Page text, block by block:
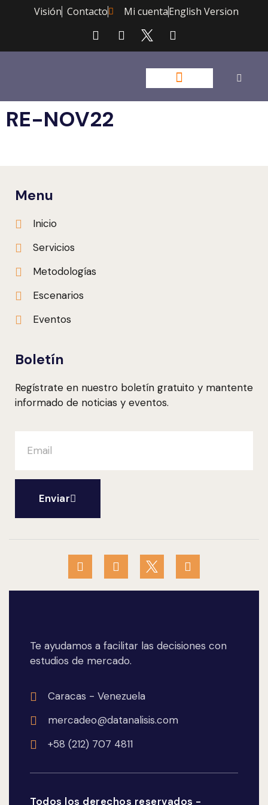
Visión Contacto Mi cuentaEnglish Version
RE-NOV22
Te ayudamos a facilitar las decisiones con
estudios de mercado.
Caracas - Venezuela
mercadeo@datanalisis.com
+58 (212) 707 4811
Todos los derechos reservados -
Menu
Inicio
Servicios
Metodologías
Escenarios
Eventos
Boletín
Regístrate en nuestro boletín gratuito y mantente
informado de noticias y eventos.
Enviar